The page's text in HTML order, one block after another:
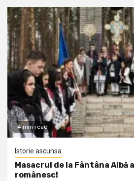
4 min read
Istorie ascunsa
Masacrul de la Fântâna Albă
românesc!